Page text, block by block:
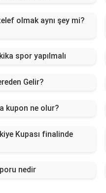
olmak aynı şey mi?
spor yapılmalı
Gelir?
kupon ne olur?
Kupası finalinde
nedir